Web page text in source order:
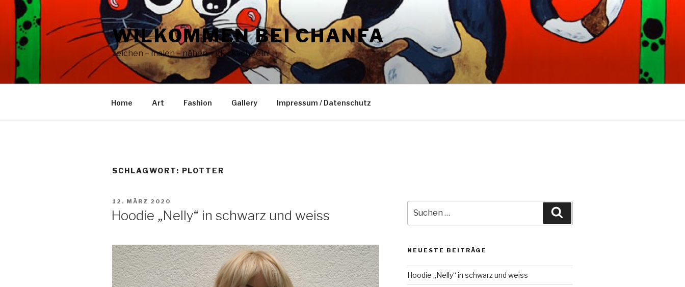
Zum
Inhalt
springen
WILKOMMEN BEI CHANFA
zeichen – malen – nähen – glücklich sein!
Home Art Fashion Gallery Impressum / Datenschutz
SCHLAGWORT: PLOTTER
VERÖFFENTLICHT
12. MÄRZ 2020
Hoodie „Nelly“ in schwarz und weiss
nach:
NEUESTE BEITRÄGE
Hoodie „Nelly“ in schwarz und weiss